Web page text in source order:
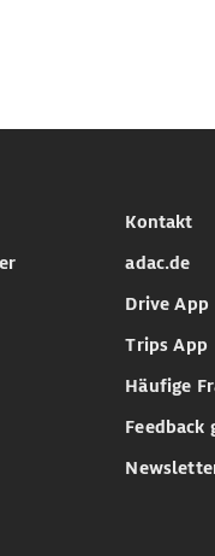
Kontakt
adac.de
Drive App
Trips App
Häufige
Feedback